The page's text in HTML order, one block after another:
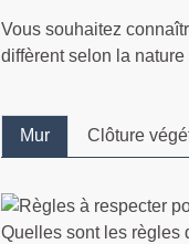
Vous souhaitez
diffèrent selon la
Mur Clôture
Quelles sont les règles